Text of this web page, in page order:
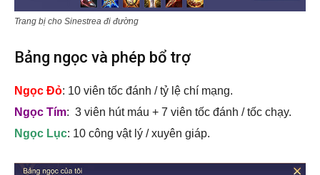
Trang bị cho Sinestrea đi đường
Bảng ngọc và phép bổ trợ
Ngọc Đỏ: 10 viên tốc đánh / tỷ lệ chí mạng.
Ngọc Tím: 3 viên hút máu + 7 viên tốc đánh / tốc chạy.
Ngọc Lục: 10 công vật lý / xuyên giáp.